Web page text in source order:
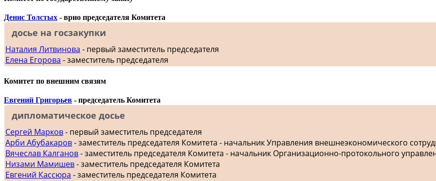
Денис Толстых - врио председателя Комитета
досье на госзакупки
Наталия Литвинова - первый заместитель председателя
Елена Егорова - заместитель председателя
Комитет по внешним связям
Евгений Григорьев - председатель Комитета
дипломатическое досье
Сергей Марков- первый заместитель председателя
Арби Абубакаров- заместитель председателя Комитета - начальник Управления внешнеэкономического
Вячеслав Калганов- заместитель председателя Комитета - начальник Организационно-протокольного
Низами Мамишев- заместитель председателя Комитета
Евгений Кассюра - заместитель председателя Комитета